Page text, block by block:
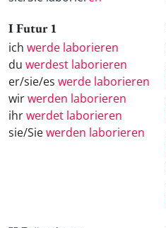
I Futur 1
ich werde laborieren
du werdest laborieren
er/sie/es werde laborieren
wirwerden laborieren
ihrwerdet laborieren
sie/Siewerden laborieren